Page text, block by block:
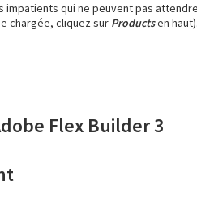
qui ne peuvent pas
chargée, cliquez sur Productsen
Flex Builder 3